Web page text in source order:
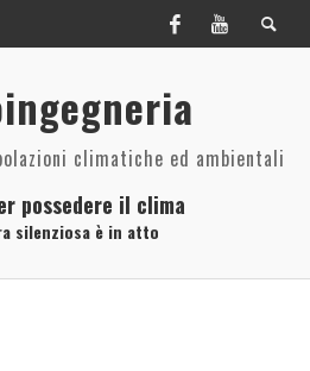
climatiche ed ambientali
possedere il clima
silenziosa è in atto